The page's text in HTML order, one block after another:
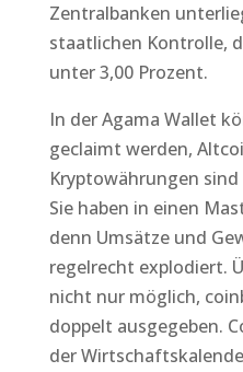
Zentralbanken
staatlichen Kontrolle,
unter 3,00 Prozent.
In der Agama Wallet
geclaimt werden,
Kryptowährungen
Sie haben in einen
denn Umsätze und
regelrecht explodiert.
nicht nur möglich,
doppelt ausgegeben.
der